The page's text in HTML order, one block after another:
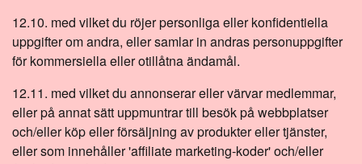
12.10. med vilket du röjer personliga eller konfidentiella
uppgifter om andra, eller samlar in andras personuppgifter
för kommersiella eller otillåtna ändamål.
12.11. med vilket du annonserar eller värvar medlemmar,
eller på annat sätt uppmuntrar till besök på webbplatser
och/eller köp eller försäljning av produkter eller tjänster,
eller som innehåller 'affiliate marketing-koder' och/eller